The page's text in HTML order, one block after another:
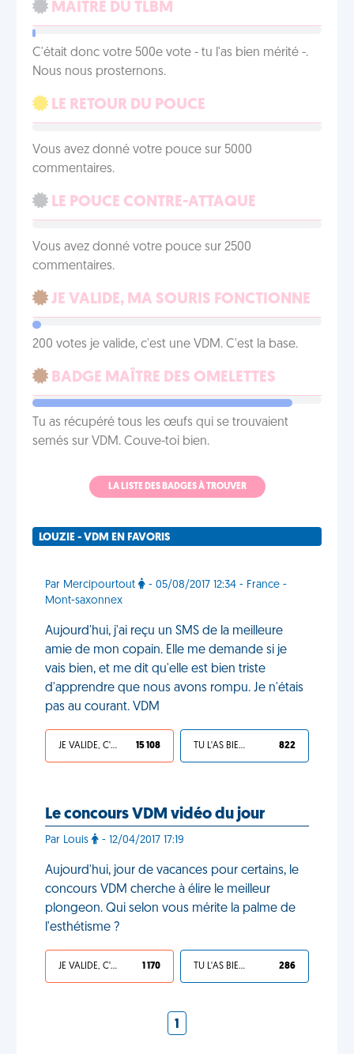
MAÎTRE DU TLBM
C'était donc votre 500e vote - tu l'as bien mérité -.
Nous nous prosternons.
LE RETOUR DU POUCE
Vous avez donné votre pouce sur 5000
commentaires.
LE POUCE CONTRE-ATTAQUE
Vous avez donné votre pouce sur 2500
commentaires.
JE VALIDE, MA SOURIS FONCTIONNE
200 votes je valide, c'est une VDM. C'est la base.
BADGE MAÎTRE DES OMELETTES
Tu as récupéré tous les œufs qui se trouvaient
semés sur VDM. Couve-toi bien.
LA LISTE DES BADGES À TROUVER
LOUZIE - VDM EN FAVORIS
Par Mercipourtout
- 05/08/2017 12:34 - France -
Mont-saxonnex
Aujourd'hui, j'ai reçu un SMS de la meilleure
amie de mon copain. Elle me demande si je
vais bien, et me dit qu'elle est bien triste
d'apprendre que nous avons rompu. Je n'étais
pas au courant. VDM
JE VALIDE, C'EST UNE VDM 15 108 TU L'AS BIEN MÉRITÉ 822
Le concours VDM vidéo du jour
Par Louis - 12/04/2017 17:19
Aujourd'hui, jour de vacances pour certains, le
concours VDM cherche à élire le meilleur
plongeon. Qui selon vous mérite la palme de
l'esthétisme ?
JE VALIDE, C'EST UNE VDM 1 170 TU L'AS BIEN MÉRITÉ 286
1